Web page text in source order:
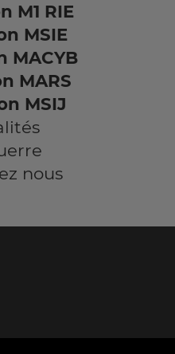
M1 RIE
MSIE
MACYB
MARS
MSIJ
nous